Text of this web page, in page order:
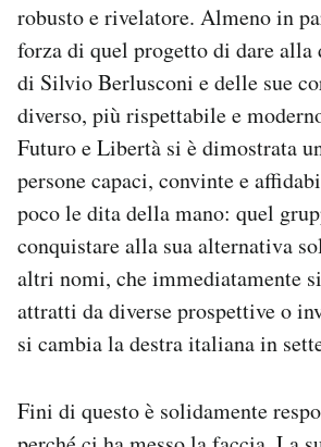
robusto e rivelatore. Almeno in
forza di quel progetto di dare alla
di Silvio Berlusconi e delle sue
diverso, più rispettabile e
Futuro e Libertà si è dimostrata
persone capaci, convinte e
poco le dita della mano: quel
conquistare alla sua alternativa
altri nomi, che immediatamente
attratti da diverse prospettive o
si cambia la destra italiana in
Fini di questo è solidamente